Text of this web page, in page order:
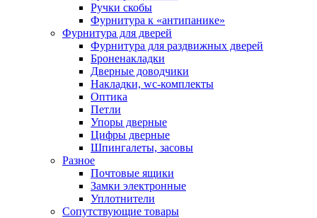
Ручки скобы
Фурнитура к «антипанике»
Фурнитура для дверей
Фурнитура для раздвижных дверей
Броненакладки
Дверные доводчики
Накладки, wc-комплекты
Оптика
Петли
Упоры дверные
Цифры дверные
Шпингалеты, засовы
Разное
Почтовые ящики
Замки электронные
Уплотнители
Сопутствующие товары